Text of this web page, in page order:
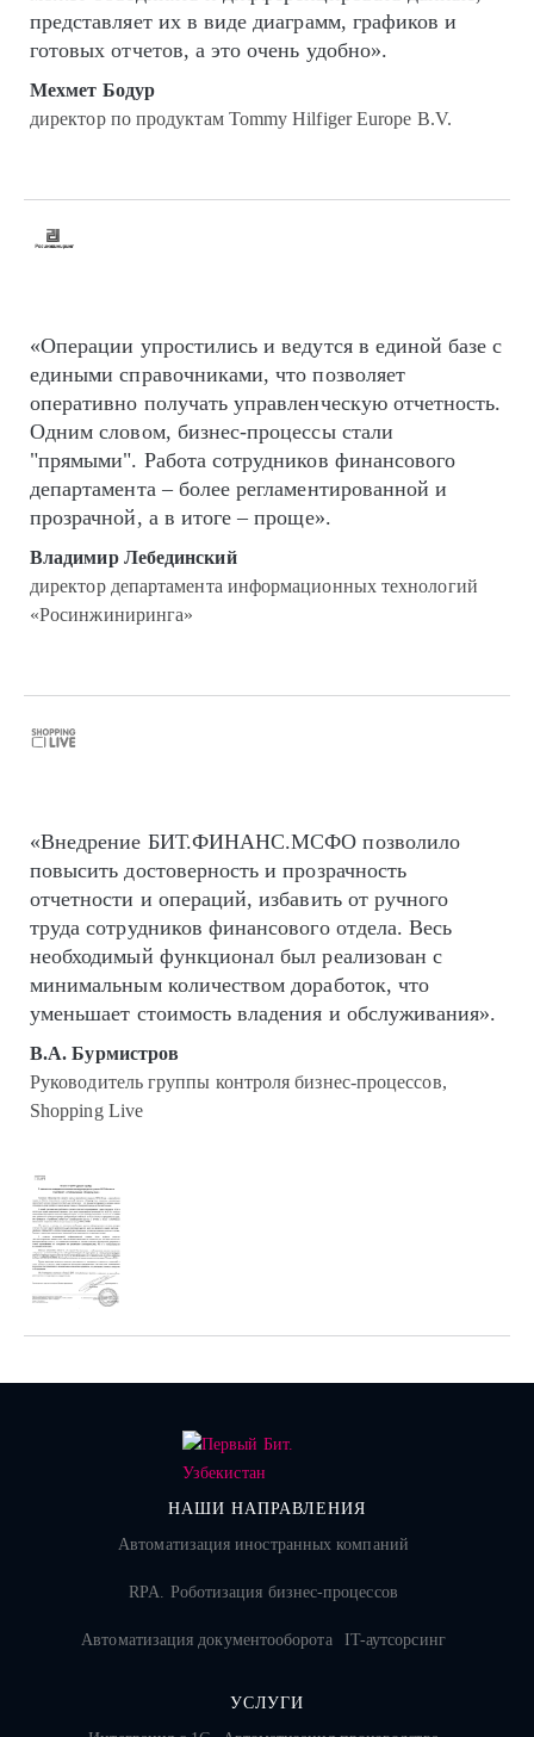
представляет их в виде диаграмм, графиков и
готовых отчетов, а это очень удобно».
Мехмет Бодур
директор по продуктам Tommy Hilfiger Europe B.V.
«Операции упростились и ведутся в единой базе с
едиными справочниками, что позволяет
оперативно получать управленческую отчетность.
Одним словом, бизнес-процессы стали
"прямыми". Работа сотрудников финансового
департамента – более регламентированной и
прозрачной, а в итоге – проще».
Владимир Лебединский
директор департамента информационных технологий
«Росинжиниринга»
«Внедрение БИТ.ФИНАНС.МСФО позволило
повысить достоверность и прозрачность
отчетности и операций, избавить от ручного
труда сотрудников финансового отдела. Весь
необходимый функционал был реализован с
минимальным количеством доработок, что
уменьшает стоимость владения и обслуживания».
В.А. Бурмистров
Руководитель группы контроля бизнес-процессов,
Shopping Live
НАШИ НАПРАВЛЕНИЯ
Автоматизация иностранных компаний
RPA. Роботизация бизнес-процессов
Автоматизация документооборота IT-аутсорсинг
УСЛУГИ